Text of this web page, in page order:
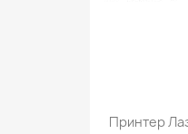
Принтер